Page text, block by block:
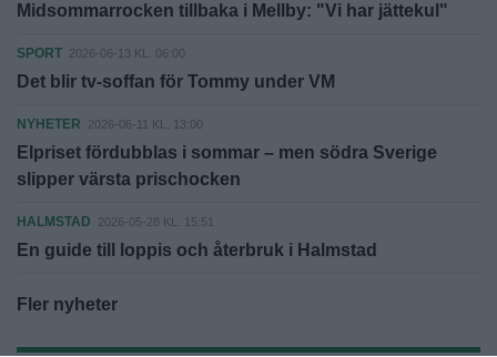
Midsommarrocken tillbaka i Mellby: "Vi har jättekul"
SPORT 2026-06-13 KL. 06:00
Det blir tv-soffan för Tommy under VM
NYHETER 2026-06-11 KL. 13:00
Elpriset fördubblas i sommar – men södra Sverige
slipper värsta prischocken
HALMSTAD 2026-05-28 KL. 15:51
En guide till loppis och återbruk i Halmstad
Fler nyheter